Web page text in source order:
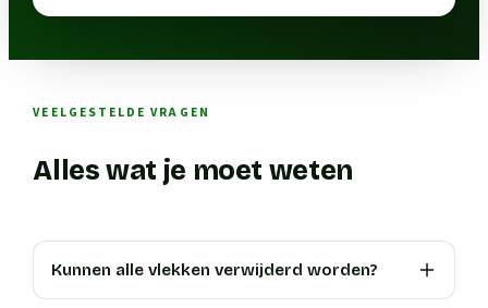
VEELGESTELDE VRAGEN
Alles wat je moet weten
Kunnen alle vlekken verwijderd worden?